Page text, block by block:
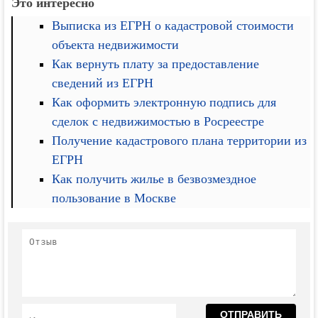
Выписка из ЕГРН о кадастровой стоимости
объекта недвижимости
Как вернуть плату за предоставление
сведений из ЕГРН
Как оформить электронную подпись для
сделок с недвижимостью в Росреестре
Получение кадастрового плана территории из
ЕГРН
Как получить жилье в безвозмездное
пользование в Москве